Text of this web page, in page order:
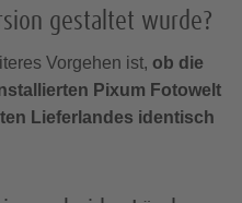
gestaltet wurde
Vorgehen ist, ob die
Pixum Fotowelt
Lieferlandes identisch